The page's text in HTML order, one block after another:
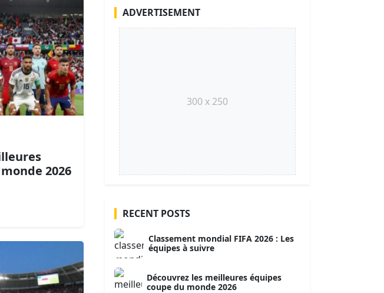
2026
ADVERTISEMENT
300 x 250
RECENT POSTS
Classement mondial FIFA 2026 : Les
équipes à suivre
Découvrez les meilleures équipes
coupe du monde 2026